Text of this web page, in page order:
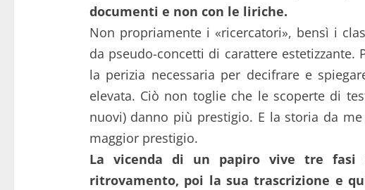
documenti e non con le liriche.
Non propriamente i «ricercatori», bensì i
da pseudo-concetti di carattere
la perizia necessaria per decifrare e
elevata. Ciò non toglie che le scoperte di
nuovi) danno più prestigio. E la storia da
maggior prestigio.
La vicenda di un papiro vive tre fasi
ritrovamento, poi la sua trascrizione e